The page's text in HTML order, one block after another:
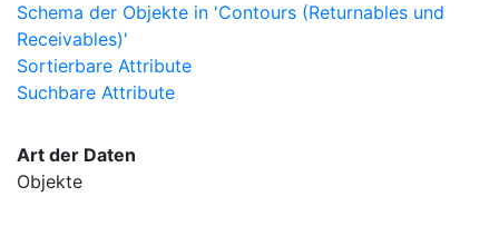
Schema der Objekte in 'Contours (Returnables und
Receivables)'
Sortierbare Attribute
Suchbare Attribute
Art der Daten
Objekte